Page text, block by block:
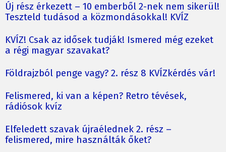
Új rész érkezett – 10 emberből 2-nek nem sikerül!
Teszteld tudásod a közmondásokkal! KVÍZ
KVÍZ! Csak az idősek tudják! Ismered még ezeket
a régi magyar szavakat?
Földrajzból penge vagy? 2. rész 8 KVÍZkérdés vár!
Felismered, ki van a képen? Retro tévések,
rádiósok kvíz
Elfeledett szavak újraélednek 2. rész –
felismered, mire használták őket?